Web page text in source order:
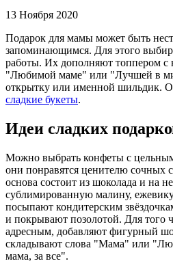
13 Ноября 2020
Подарок для мамы может быть
запоминающимся. Для этого
работы. Их дополняют топпером с
"Любимой маме" или "Лучшей в
открытку или именной шильдик.
сладкие букеты.
Идеи сладких
Можно выбрать конфеты с
они понравятся ценителю сочных
основа состоит из шоколада и на
сублимированную малину,
посыпают кондитерским
и покрывают позолотой. Для того
адресным, добавляют фигурный
складывают слова "Мама" или
мама, за все".